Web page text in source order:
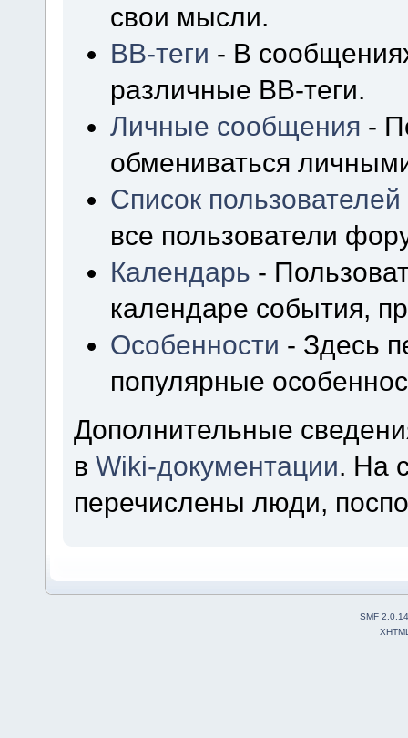
свои мысли.
BB-теги - В
различные BB-теги.
Личные сообщения -
обмениваться
Список пользователей
все пользователи
Календарь -
календаре события,
Особенности - Здесь
популярные
Дополнительные
вWiki-документации. На
перечислены люди,
SMF 2.0.14